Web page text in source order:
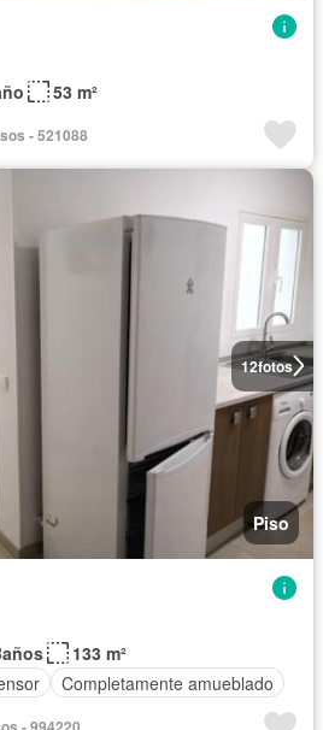
53 m²
- 521088
12fotos
Piso
133 m²
Completamente amueblado